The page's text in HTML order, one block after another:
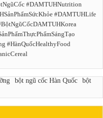
#DAMTUHNutrition
#DAMTUHLife
#HànQuốcHealthyFood
bột ngũ cốc Hàn Quốc
bột